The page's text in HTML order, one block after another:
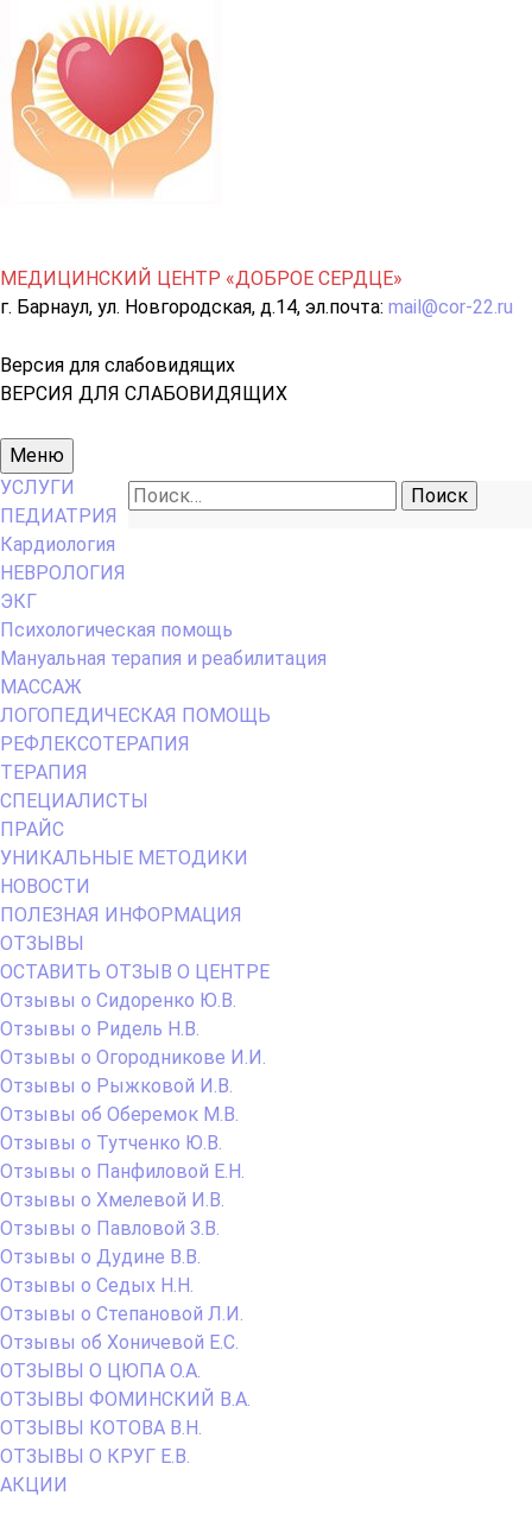
МЕДИЦИНСКИЙ ЦЕНТР «ДОБРОЕ СЕРДЦЕ»
г. Барнаул, ул. Новгородская, д.14, эл.почта: mail@cor-22.ru
Версия для слабовидящих
ВЕРСИЯ ДЛЯ СЛАБОВИДЯЩИХ
Основное
меню
Меню
Найти:
УСЛУГИ
ПЕДИАТРИЯ
Кардиология
НЕВРОЛОГИЯ
ЭКГ
Психологическая помощь
Мануальная терапия и реабилитация
МАССАЖ
ЛОГОПЕДИЧЕСКАЯ ПОМОЩЬ
РЕФЛЕКСОТЕРАПИЯ
ТЕРАПИЯ
СПЕЦИАЛИСТЫ
ПРАЙС
УНИКАЛЬНЫЕ МЕТОДИКИ
НОВОСТИ
ПОЛЕЗНАЯ ИНФОРМАЦИЯ
ОТЗЫВЫ
ОСТАВИТЬ ОТЗЫВ О ЦЕНТРЕ
Отзывы о Сидоренко Ю.В.
Отзывы о Ридель Н.В.
Отзывы о Огородникове И.И.
Отзывы о Рыжковой И.В.
Отзывы об Оберемок М.В.
Отзывы о Тутченко Ю.В.
Отзывы о Панфиловой Е.Н.
Отзывы о Хмелевой И.В.
Отзывы о Павловой З.В.
Отзывы о Дудине В.В.
Отзывы о Седых Н.Н.
Отзывы о Степановой Л.И.
Отзывы об Хоничевой Е.С.
ОТЗЫВЫ О ЦЮПА О.А.
ОТЗЫВЫ ФОМИНСКИЙ В.А.
ОТЗЫВЫ КОТОВА В.Н.
ОТЗЫВЫ О КРУГ Е.В.
АКЦИИ